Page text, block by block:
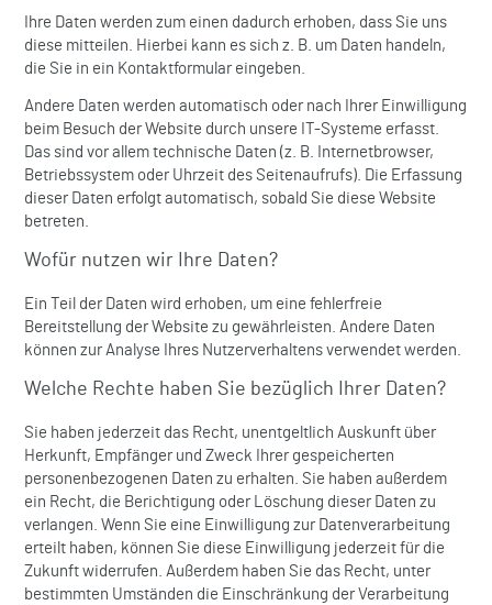
Ihre Daten werden zum einen dadurch erhoben, dass Sie uns
diese mitteilen. Hierbei kann es sich z. B. um Daten handeln,
die Sie in ein Kontaktformular eingeben.
Andere Daten werden automatisch oder nach Ihrer Einwilligung
beim Besuch der Website durch unsere IT-Systeme erfasst.
Das sind vor allem technische Daten (z. B. Internetbrowser,
Betriebssystem oder Uhrzeit des Seitenaufrufs). Die Erfassung
dieser Daten erfolgt automatisch, sobald Sie diese Website
betreten.
Wofür nutzen wir Ihre Daten?
Ein Teil der Daten wird erhoben, um eine fehlerfreie
Bereitstellung der Website zu gewährleisten. Andere Daten
können zur Analyse Ihres Nutzerverhaltens verwendet werden.
Welche Rechte haben Sie bezüglich Ihrer Daten?
Sie haben jederzeit das Recht, unentgeltlich Auskunft über
Herkunft, Empfänger und Zweck Ihrer gespeicherten
personenbezogenen Daten zu erhalten. Sie haben außerdem
ein Recht, die Berichtigung oder Löschung dieser Daten zu
verlangen. Wenn Sie eine Einwilligung zur Datenverarbeitung
erteilt haben, können Sie diese Einwilligung jederzeit für die
Zukunft widerrufen. Außerdem haben Sie das Recht, unter
bestimmten Umständen die Einschränkung der Verarbeitung